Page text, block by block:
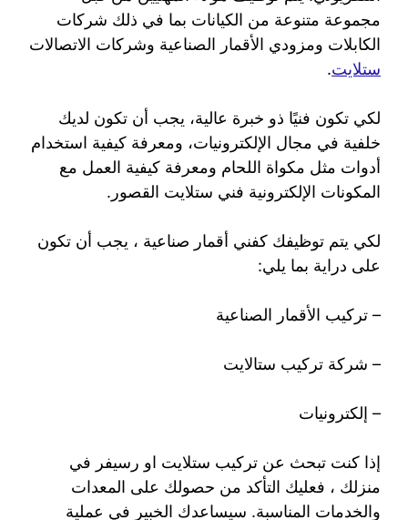
مجموعة متنوعة من الكيانات بما في ذلك شركات
الكابلات ومزودي الأقمار الصناعية وشركات الاتصالات
ستلايت.
لكي تكون فنيًا ذو خبرة عالية، يجب أن تكون لديك
خلفية في مجال الإلكترونيات، ومعرفة كيفية استخدام
أدوات مثل مكواة اللحام ومعرفة كيفية العمل مع
المكونات الإلكترونية فني ستلايت القصور.
لكي يتم توظيفك كفني أقمار صناعية ، يجب أن تكون
على دراية بما يلي:
– تركيب الأقمار الصناعية
– شركة تركيب ستالايت
– إلكترونيات
إذا كنت تبحث عن تركيب ستلايت او رسيفر في
منزلك ، فعليك التأكد من حصولك على المعدات
والخدمات المناسبة. سيساعدك الخبير في عملية